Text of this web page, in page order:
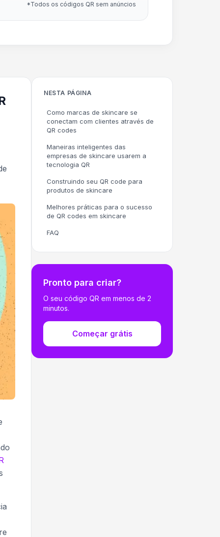
*Todos os códigos QR sem anúncios
NESTA PÁGINA
Como marcas de skincare se
conectam com clientes através de
QR codes
Maneiras inteligentes das
empresas de skincare usarem a
tecnologia QR
Construindo seu QR code para
produtos de skincare
Melhores práticas para o sucesso
de QR codes em skincare
FAQ
Pronto para criar?
O seu código QR em menos de 2
minutos.
Começar grátis